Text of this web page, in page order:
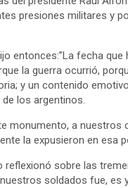
presiones militares y
entonces:”La fecha
la guerra ocurrió,
y un contenido
los argentinos.
monumento, a nuestros
la expusieron en esa
sobre las
soldados fue, es